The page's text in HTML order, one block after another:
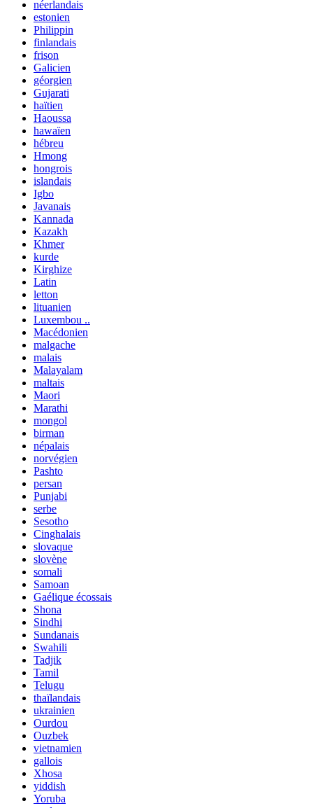
néerlandais
estonien
Philippin
finlandais
frison
Galicien
géorgien
Gujarati
haïtien
Haoussa
hawaïen
hébreu
Hmong
hongrois
islandais
Igbo
Javanais
Kannada
Kazakh
Khmer
kurde
Kirghize
Latin
letton
lituanien
Luxembou ..
Macédonien
malgache
malais
Malayalam
maltais
Maori
Marathi
mongol
birman
népalais
norvégien
Pashto
persan
Punjabi
serbe
Sesotho
Cinghalais
slovaque
slovène
somali
Samoan
Gaélique écossais
Shona
Sindhi
Sundanais
Swahili
Tadjik
Tamil
Telugu
thaïlandais
ukrainien
Ourdou
Ouzbek
vietnamien
gallois
Xhosa
yiddish
Yoruba